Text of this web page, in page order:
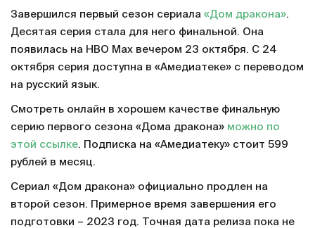
Завершился первый сезон сериала «Дом дракона».
Десятая серия стала для него финальной. Она
появилась на HBO Max вечером 23 октября. С 24
октября серия доступна в «Амедиатеке» с переводом
на русский язык.
Смотреть онлайн в хорошем качестве финальную
серию первого сезона «Дома дракона» можно по
этой ссылке. Подписка на «Амедиатеку» стоит 599
рублей в месяц.
Сериал «Дом дракона» официально продлен на
второй сезон. Примерное время завершения его
подготовки – 2023 год. Точная дата релиза пока не